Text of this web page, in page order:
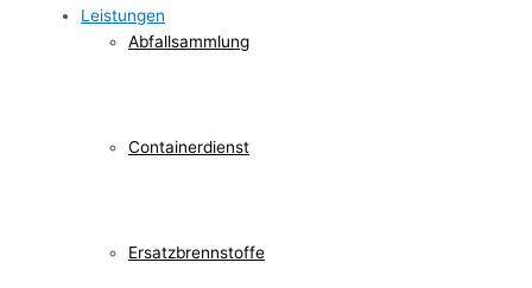
Leistungen
Abfallsammlung
Containerdienst
Ersatzbrennstoffe